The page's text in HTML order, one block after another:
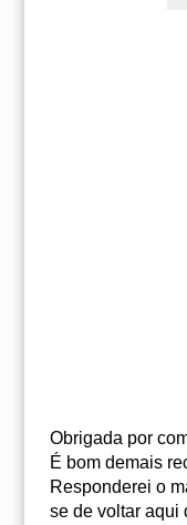
Obrigada por
É bom demais
Responderei o
se de voltar aqui